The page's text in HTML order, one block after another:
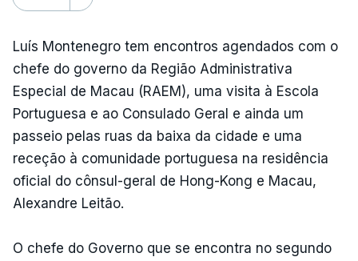
Luís Montenegro tem encontros agendados com o
chefe do governo da Região Administrativa
Especial de Macau (RAEM), uma visita à Escola
Portuguesa e ao Consulado Geral e ainda um
passeio pelas ruas da baixa da cidade e uma
receção à comunidade portuguesa na residência
oficial do cônsul-geral de Hong-Kong e Macau,
Alexandre Leitão.
O chefe do Governo que se encontra no segundo